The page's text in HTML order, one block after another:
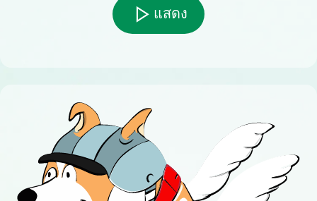
แสดง